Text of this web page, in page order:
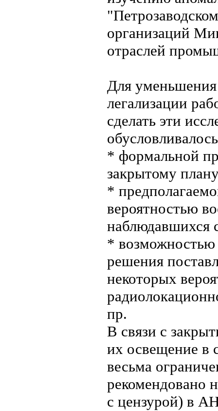
организаций
отраслей
Для уменьшения
легализации
сделать эти
* формальной
закрытому
*
вероятностью
наблюдавшихся
* возможностью
решения
некоторых
пр.
В связи с
их освещение в
весьма
рекомендовано
с цензурой) в